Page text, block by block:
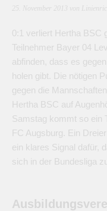
25. November 2013 von
0:1 verliert Hertha BSC
Teilnehmer Bayer 04
abfinden, dass es
holen gibt. Die nötigen
gegen die
Hertha BSC auf
Samstag kommt so ein
FC Augsburg. Ein
ein klares Signal dafür,
sich in der Bundesliga